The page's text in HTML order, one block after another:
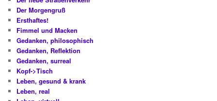
Der Morgengruß
Ersthaftes!
Fimmel und Macken
Gedanken, philosophisch
Gedanken, Reflektion
Gedanken, surreal
Kopf->Tisch
Leben, gesund & krank
Leben, real